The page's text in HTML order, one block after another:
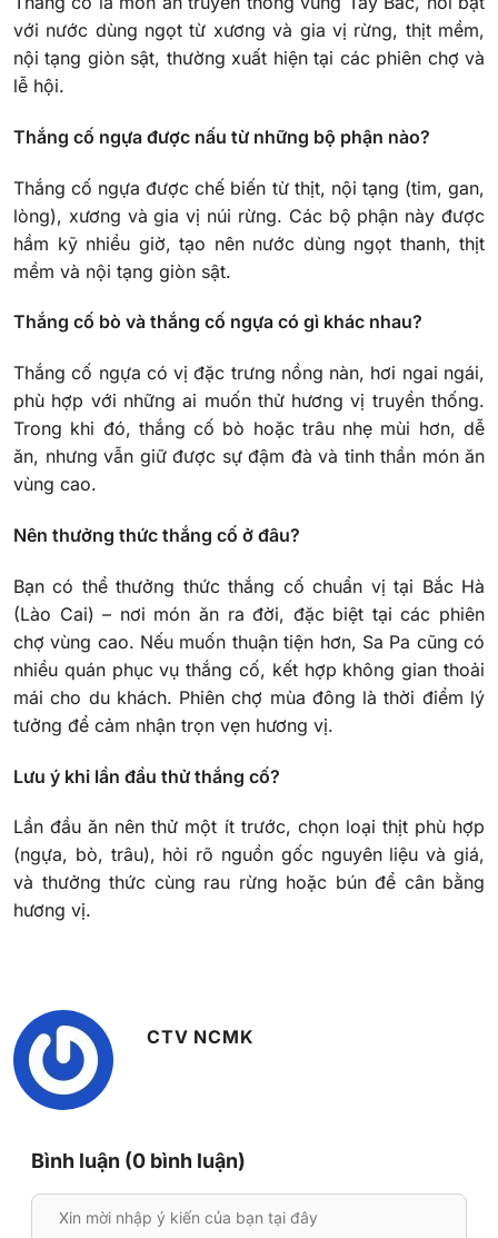
với nước dùng ngọt từ xương và gia vị rừng, thịt mềm,
nội tạng giòn sật, thường xuất hiện tại các phiên chợ và
lễ hội.
Thắng cố ngựa được nấu từ những bộ phận nào?
Thắng cố ngựa được chế biến từ thịt, nội tạng (tim, gan,
lòng), xương và gia vị núi rừng. Các bộ phận này được
hầm kỹ nhiều giờ, tạo nên nước dùng ngọt thanh, thịt
mềm và nội tạng giòn sật.
Thắng cố bò và thắng cố ngựa có gì khác nhau?
Thắng cố ngựa có vị đặc trưng nồng nàn, hơi ngai ngái,
phù hợp với những ai muốn thử hương vị truyền thống.
Trong khi đó, thắng cố bò hoặc trâu nhẹ mùi hơn, dễ
ăn, nhưng vẫn giữ được sự đậm đà và tinh thần món ăn
vùng cao.
Nên thưởng thức thắng cố ở đâu?
Bạn có thể thưởng thức thắng cố chuẩn vị tại Bắc Hà
(Lào Cai) – nơi món ăn ra đời, đặc biệt tại các phiên
chợ vùng cao. Nếu muốn thuận tiện hơn, Sa Pa cũng có
nhiều quán phục vụ thắng cố, kết hợp không gian thoải
mái cho du khách. Phiên chợ mùa đông là thời điểm lý
tưởng để cảm nhận trọn vẹn hương vị.
Lưu ý khi lần đầu thử thắng cố?
Lần đầu ăn nên thử một ít trước, chọn loại thịt phù hợp
(ngựa, bò, trâu), hỏi rõ nguồn gốc nguyên liệu và giá,
và thưởng thức cùng rau rừng hoặc bún để cân bằng
hương vị.
CTV NCMK
Bình luận (0 bình luận)